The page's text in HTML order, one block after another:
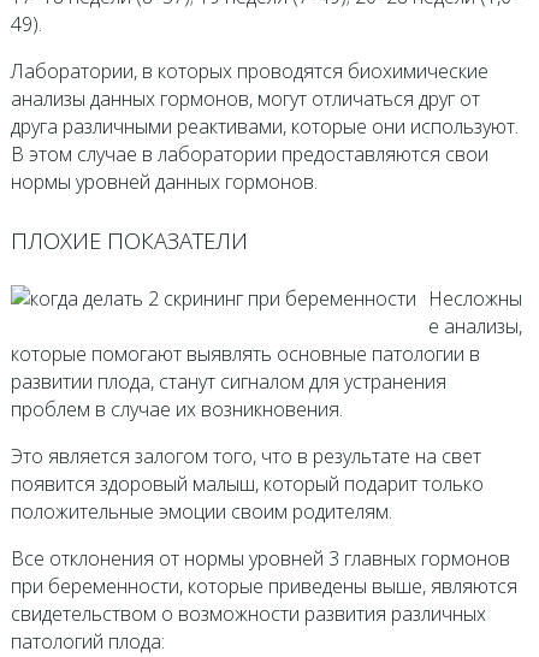
49).
Лаборатории, в которых проводятся биохимические
анализы данных гормонов, могут отличаться друг от
друга различными реактивами, которые они используют.
В этом случае в лаборатории предоставляются свои
нормы уровней данных гормонов.
ПЛОХИЕ ПОКАЗАТЕЛИ
Несложны
е анализы,
которые помогают выявлять основные патологии в
развитии плода, станут сигналом для устранения
проблем в случае их возникновения.
Это является залогом того, что в результате на свет
появится здоровый малыш, который подарит только
положительные эмоции своим родителям.
Все отклонения от нормы уровней 3 главных гормонов
при беременности, которые приведены выше, являются
свидетельством о возможности развития различных
патологий плода: